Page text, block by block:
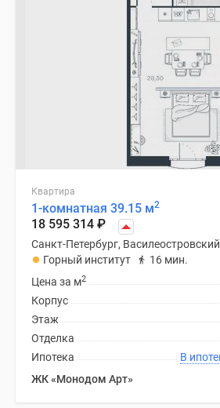
Квартира
1-комнатная 39.15 м2
18 595 314 ₽
Санкт-Петербург, Василеостровский
Горный институт
16 мин.
Цена за м2
Корпус
Этаж
Отделка
Ипотека
ЖК «Монодом Арт»